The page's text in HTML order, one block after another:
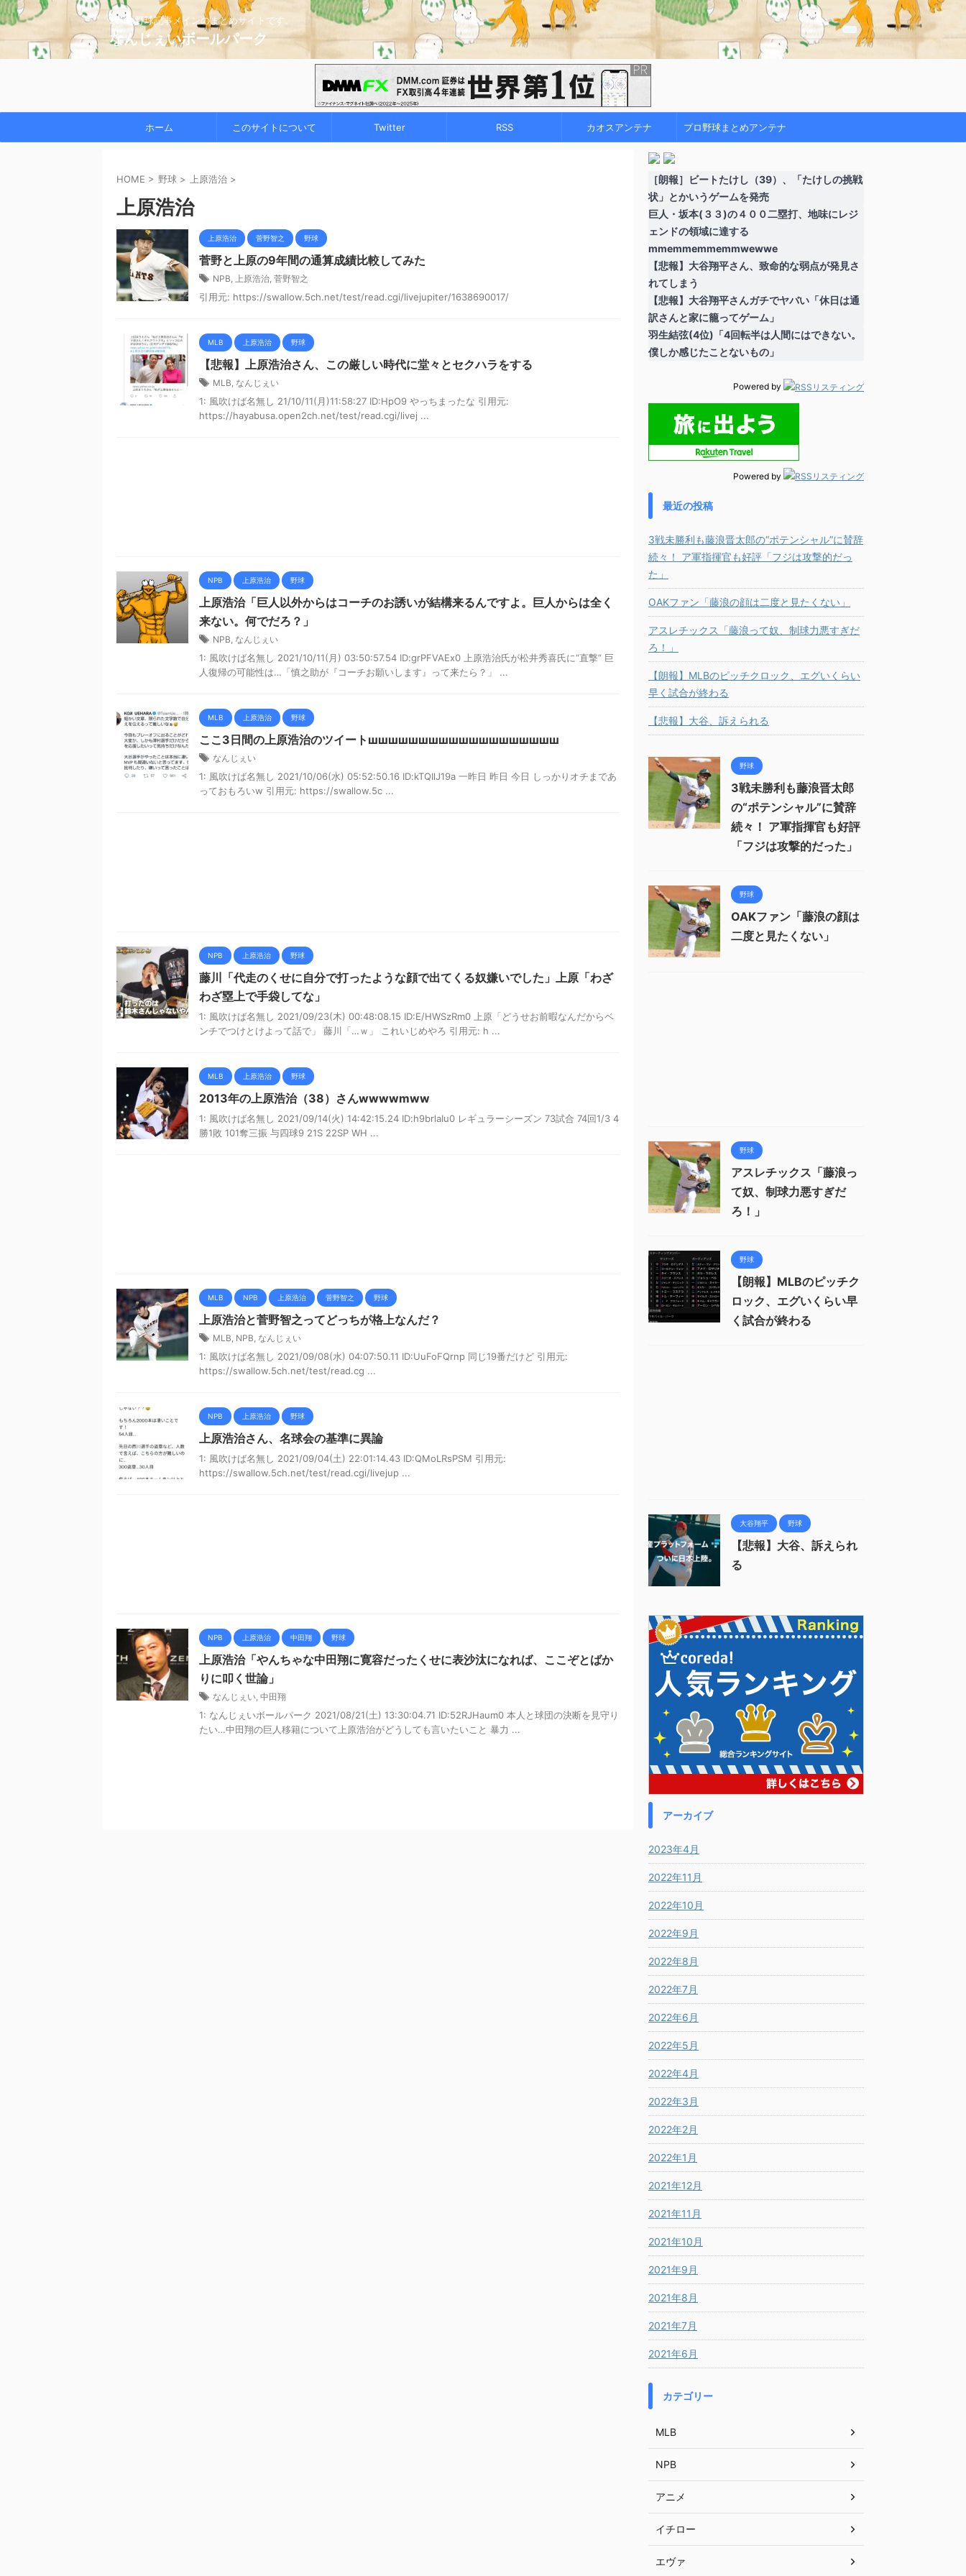
2chの野球記事メインのまとめサイトです。
なんじぇいボールパーク
ホーム このサイトについて Twitter RSS カオスアンテナ プロ野球まとめアンテナ
HOME > 野球 > 上原浩治 >
上原浩治
上原浩治 菅野智之 野球
菅野と上原の9年間の通算成績比較してみた
NPB, 上原浩治, 菅野智之
引用元: https://swallow.5ch.net/test/read.cgi/livejupiter/1638690017/
MLB 上原浩治 野球
【悲報】上原浩治さん、この厳しい時代に堂々とセクハラをする
MLB, なんじぇい
1: 風吹けば名無し 21/10/11(月)11:58:27 ID:HpO9 やっちまったな 引用元:
https://hayabusa.open2ch.net/test/read.cgi/livej ...
NPB 上原浩治 野球
上原浩治「巨人以外からはコーチのお誘いが結構来るんですよ。巨人からは全く
来ない。何でだろ？」
NPB, なんじぇい
1: 風吹けば名無し 2021/10/11(月) 03:50:57.54 ID:grPFVAEx0 上原浩治氏が松井秀喜氏に“直撃” 巨
人復帰の可能性は…「慎之助が『コーチお願いします』って来たら？」 ...
MLB 上原浩治 野球
ここ3日間の上原浩治のツイートшшшшшшшшшшшшшшшшшшш
なんじぇい
1: 風吹けば名無し 2021/10/06(水) 05:52:50.16 ID:kTQIlJ19a 一昨日 昨日 今日 しっかりオチまであ
っておもろいw 引用元: https://swallow.5c ...
NPB 上原浩治 野球
藤川「代走のくせに自分で打ったような顔で出てくる奴嫌いでした」上原「わざ
わざ塁上で手袋してな」
1: 風吹けば名無し 2021/09/23(木) 00:48:08.15 ID:E/HWSzRm0 上原「どうせお前暇なんだからベ
ンチでつけとけよって話で」 藤川「…ｗ」 これいじめやろ 引用元: h ...
MLB 上原浩治 野球
2013年の上原浩治（38）さんwwwwmww
1: 風吹けば名無し 2021/09/14(火) 14:42:15.24 ID:h9brlaIu0 レギュラーシーズン 73試合 74回1/3 4
勝1敗 101奪三振 与四球9 21S 22SP WH ...
MLB NPB 上原浩治 菅野智之 野球
上原浩治と菅野智之ってどっちが格上なんだ？
MLB, NPB, なんじぇい
1: 風吹けば名無し 2021/09/08(水) 04:07:50.11 ID:UuFoFQrnp 同じ19番だけど 引用元:
https://swallow.5ch.net/test/read.cg ...
NPB 上原浩治 野球
上原浩治さん、名球会の基準に異論
1: 風吹けば名無し 2021/09/04(土) 22:01:14.43 ID:QMoLRsPSM 引用元:
https://swallow.5ch.net/test/read.cgi/livejup ...
NPB 上原浩治 中田翔 野球
上原浩治「やんちゃな中田翔に寛容だったくせに表沙汰になれば、ここぞとばか
りに叩く世論」
なんじぇい, 中田翔
1: なんじぇいボールパーク 2021/08/21(土) 13:30:04.71 ID:52RJHaum0 本人と球団の決断を見守り
たい…中田翔の巨人移籍について上原浩治がどうしても言いたいこと 暴力 ...
［朗報］ビートたけし（39）、「たけしの挑戦
状」とかいうゲームを発売
巨人・坂本(３３)の４００二塁打、地味にレジ
ェンドの領域に達する
mmemmemmemmwewwe
【悲報】大谷翔平さん、致命的な弱点が発見さ
れてしまう
【悲報】大谷翔平さんガチでヤバい「休日は通
訳さんと家に籠ってゲーム」
羽生結弦(4位)「4回転半は人間にはできない。
僕しか感じたことないもの」
Powered by
Powered by
最近の投稿
3戦未勝利も藤浪晋太郎の“ポテンシャル”に賛辞
続々！ ア軍指揮官も好評「フジは攻撃的だっ
た」
OAKファン「藤浪の顔は二度と見たくない」
アスレチックス「藤浪って奴、制球力悪すぎだ
ろ！」
【朗報】MLBのピッチクロック、エグいくらい
早く試合が終わる
【悲報】大谷、訴えられる
野球
3戦未勝利も藤浪晋太郎
の“ポテンシャル”に賛辞
続々！ ア軍指揮官も好評
「フジは攻撃的だった」
野球
OAKファン「藤浪の顔は
二度と見たくない」
野球
アスレチックス「藤浪っ
て奴、制球力悪すぎだ
ろ！」
野球
【朗報】MLBのピッチク
ロック、エグいくらい早
く試合が終わる
大谷翔平 野球
【悲報】大谷、訴えられ
る
アーカイブ
2023年4月
2022年11月
2022年10月
2022年9月
2022年8月
2022年7月
2022年6月
2022年5月
2022年4月
2022年3月
2022年2月
2022年1月
2021年12月
2021年11月
2021年10月
2021年9月
2021年8月
2021年7月
2021年6月
カテゴリー
MLB
NPB
アニメ
イチロー
エヴァ